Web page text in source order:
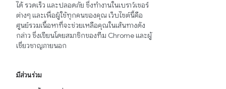
ได้ รวดเร็ว และปลอดภัย ซึ่งทำงานในเบราว์เซอร์
ต่างๆ และเพื่อผู้ใช้ทุกคนของคุณ เว็บไซต์นี้คือ
ศูนย์รวมเนื้อหาที่จะช่วยเหลือคุณในเส้นทางดัง
กล่าว ซึ่งเขียนโดยสมาชิกของทีม Chrome และผู้
เชี่ยวชาญภายนอก
มีส่วนร่วม